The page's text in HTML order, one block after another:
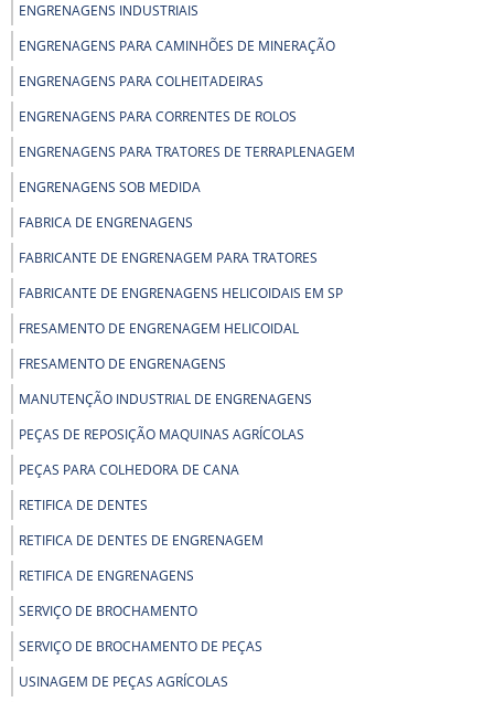
ENGRENAGENS INDUSTRIAIS
ENGRENAGENS PARA CAMINHÕES DE MINERAÇÃO
ENGRENAGENS PARA COLHEITADEIRAS
ENGRENAGENS PARA CORRENTES DE ROLOS
ENGRENAGENS PARA TRATORES DE TERRAPLENAGEM
ENGRENAGENS SOB MEDIDA
FABRICA DE ENGRENAGENS
FABRICANTE DE ENGRENAGEM PARA TRATORES
FABRICANTE DE ENGRENAGENS HELICOIDAIS EM SP
FRESAMENTO DE ENGRENAGEM HELICOIDAL
FRESAMENTO DE ENGRENAGENS
MANUTENÇÃO INDUSTRIAL DE ENGRENAGENS
PEÇAS DE REPOSIÇÃO MAQUINAS AGRÍCOLAS
PEÇAS PARA COLHEDORA DE CANA
RETIFICA DE DENTES
RETIFICA DE DENTES DE ENGRENAGEM
RETIFICA DE ENGRENAGENS
SERVIÇO DE BROCHAMENTO
SERVIÇO DE BROCHAMENTO DE PEÇAS
USINAGEM DE PEÇAS AGRÍCOLAS